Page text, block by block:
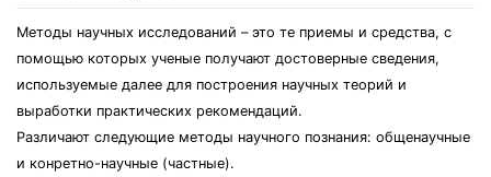
Методы научных исследований – это те приемы и средства, с
помощью которых ученые получают достоверные сведения,
используемые далее для построения научных теорий и
выработки практических рекомендаций.
Различают следующие методы научного познания: общенаучные
и конретно-научные (частные).